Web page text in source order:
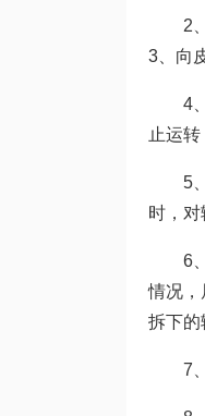
2、
3、向
4、
止运
5、
时，对
6、
情况，
拆下的
7、